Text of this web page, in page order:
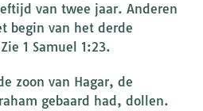
van twee jaar. Anderen
begin van het derde
1 Samuel 1:23.
zoon van Hagar, de
gebaard had, dollen.